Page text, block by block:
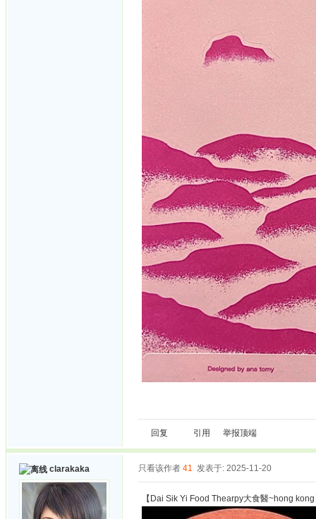
回复 引用 举报顶端
clarakaka 只看该作者 41 发表于: 2025-11-20
【Dai Sik Yi Food Thearpy大食醫~hong